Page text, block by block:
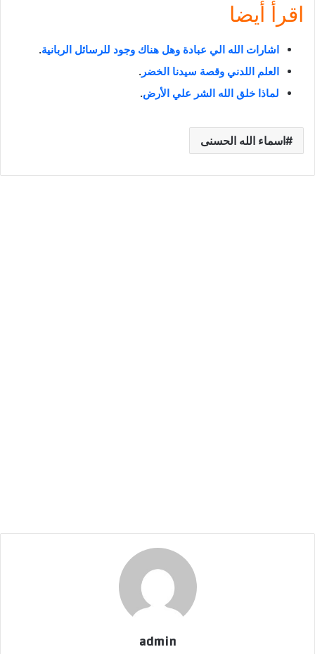
اقرأ أيضا
اشارات الله الي عبادة وهل هناك وجود للرسائل الربانية.
العلم اللدني وقصة سيدنا الخضر .
لماذا خلق الله الشر علي الأرض.
اسماء الله الحسنى
admin